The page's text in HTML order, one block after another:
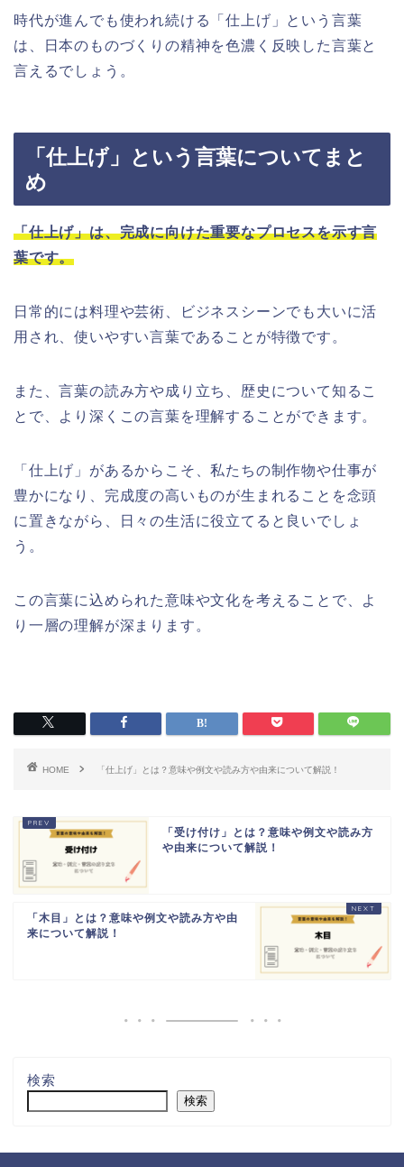
時代が進んでも使われ続ける「仕上げ」という言葉
は、日本のものづくりの精神を色濃く反映した言葉と
言えるでしょう。
「仕上げ」という言葉についてまと
め
「仕上げ」は、完成に向けた重要なプロセスを示す言
葉です。
日常的には料理や芸術、ビジネスシーンでも大いに活
用され、使いやすい言葉であることが特徴です。
また、言葉の読み方や成り立ち、歴史について知るこ
とで、より深くこの言葉を理解することができます。
「仕上げ」があるからこそ、私たちの制作物や仕事が
豊かになり、完成度の高いものが生まれることを念頭
に置きながら、日々の生活に役立てると良いでしょ
う。
この言葉に込められた意味や文化を考えることで、よ
り一層の理解が深まります。
HOME 「仕上げ」とは？意味や例文や読み方や由来について解説！
「受け付け」とは？意味や例文や読み方
や由来について解説！
「木目」とは？意味や例文や読み方や由
来について解説！
検索
検索